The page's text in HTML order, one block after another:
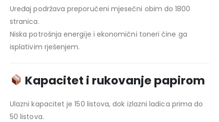
Uređaj podržava preporučeni mjesečni obim do 1800
stranica.
Niska potrošnja energije i ekonomični toneri čine ga
isplativim rješenjem.
Kapacitet i rukovanje papirom
Ulazni kapacitet je 150 listova, dok izlazni ladica prima do
50 listova.